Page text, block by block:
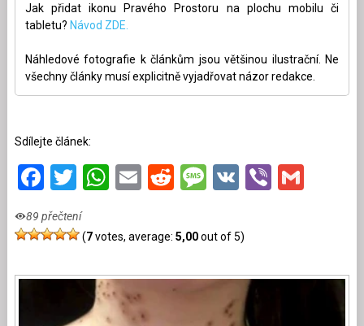
Jak přidat ikonu Pravého Prostoru na plochu mobilu či
tabletu? Návod ZDE.
Náhledové fotografie k článkům jsou většinou ilustrační. Ne
všechny články musí explicitně vyjadřovat názor redakce.
Sdílejte článek:
Facebook
Twitter
WhatsApp
EmailRedditMessage
VKViber
89 přečtení
(7votes, average: 5,00out of 5)